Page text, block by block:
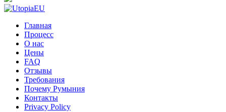
Главная
Процесс
О нас
Цены
FAQ
Отзывы
Требования
Почему Румыния
Контакты
Privacy Policy